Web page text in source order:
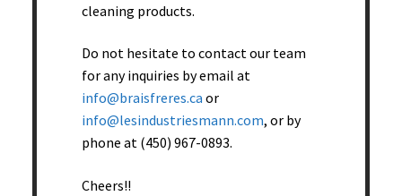
cleaning products.
Do not hesitate to contact our team
for any inquiries by email at
info@braisfreres.ca or
info@lesindustriesmann.com, or by
phone at (450) 967-0893.
Cheers!!